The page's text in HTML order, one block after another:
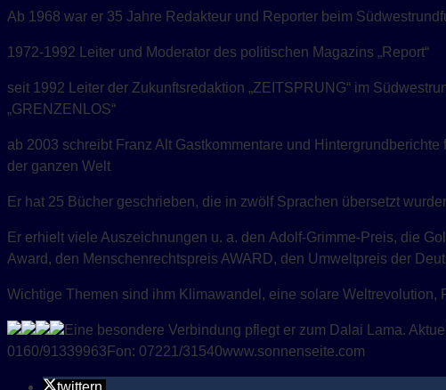
Ab 1968 war er 35 Jahre Redakteur und Reporter beim
1972-1992 Leiter und Moderator des politischen Magazins „Report“
seit 1992 Leiter der Zukunftsredaktion „ZEITSPRUNG“ im
„GRENZENLOS“
ab 2003 schreibt Franz Alt Gastkommentare und
der ganzen Welt
Er hat 25 Bücher geschrieben, die in zwölf Sprachen übersetzt
Er erhielt viele Auszeichnungen u. a. den Adolf-Grimme-Preis, die
Award, den Menschenrechtspreis AWARD, den Umweltpreis der
Wichtige Themen sind ihm Klimawandel, eine solare Weltrevolution,
Eine besondere Verbindung pflegt er zum Dalai Lama.
0160/91339963Fon: 07221/31540www.sonnenseite.com
twittern